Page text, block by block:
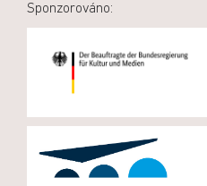
Sponzorováno: